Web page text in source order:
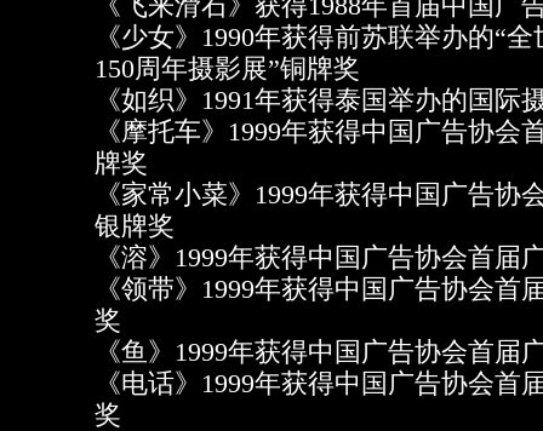
《少女》1990年获得前苏联举办的“
150周年摄影展”铜牌奖
《如织》1991年获得泰国举办的国际
《摩托车》1999年获得中国广告协会
牌奖
《家常小菜》1999年获得中国广告协
银牌奖
《溶》1999年获得中国广告协会首届
《领带》1999年获得中国广告协会首
奖
《鱼》1999年获得中国广告协会首届
《电话》1999年获得中国广告协会首
奖